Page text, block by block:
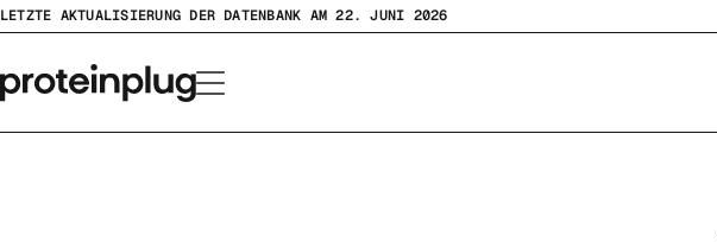
Zum
springen
LETZTE AKTUALISIERUNG DER DATENBANK AM 22. JUNI 2026